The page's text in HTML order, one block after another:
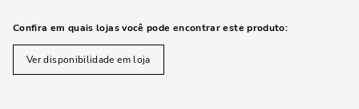
Confira em quais lojas você pode encontrar este produto:
Ver disponibilidade em loja